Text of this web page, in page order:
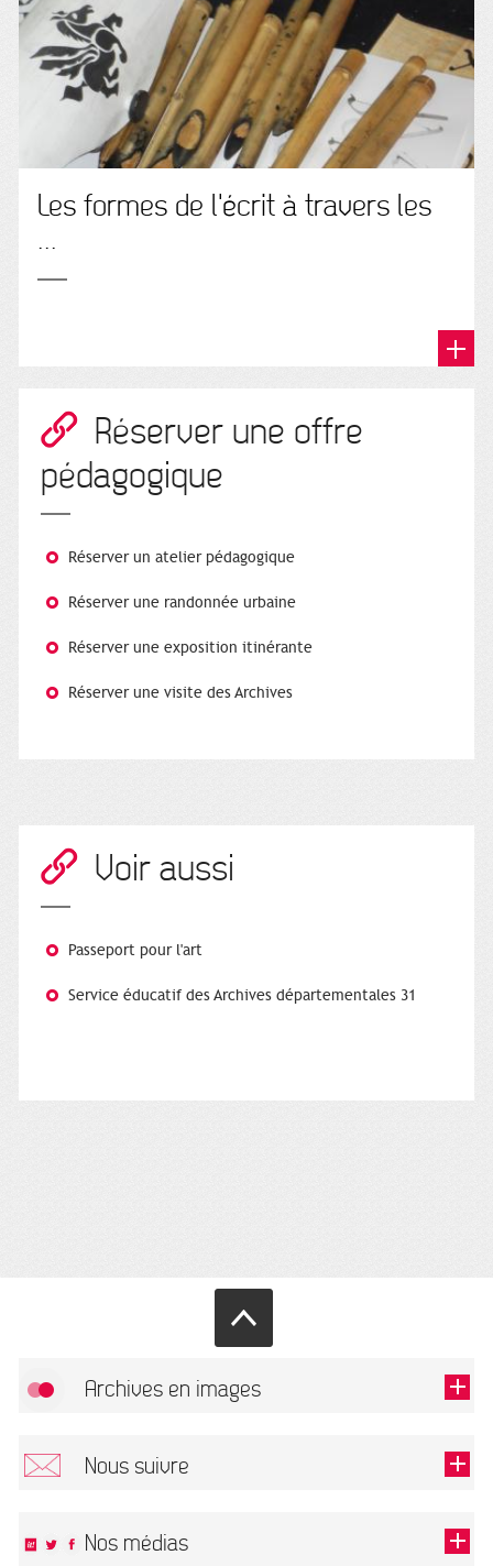
Les formes de l'écrit à travers les
...
Réserver une offre
pédagogique
Réserver un atelier pédagogique
Réserver une randonnée urbaine
Réserver une exposition itinérante
Réserver une visite des Archives
Voir aussi
Passeport pour l'art
Service éducatif des Archives départementales 31
Archives en images
Nous suivre
Nos médias